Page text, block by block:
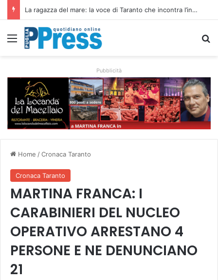
Siccità e caro gasolio colpiscono le campagne pugliesi: irrigare costa il 50,6% in più
Menu
Pubblicità
Home /Cronaca Taranto
Cronaca Taranto
MARTINA FRANCA: I
CARABINIERI DEL NUCLEO
OPERATIVO ARRESTANO 4
PERSONE E NE DENUNCIANO
21